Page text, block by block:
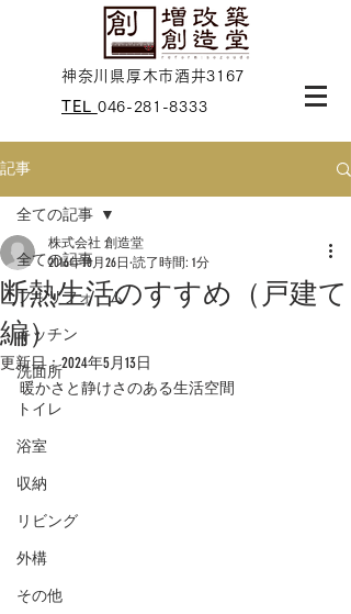
神奈川県厚木市酒井3167
TEL 046-281-8333
記事
全ての記事
フルリフォーム
キッチン
洗面所
トイレ
浴室
収納
リビング
外構
その他
全ての記事
断熱生活のすすめ（戸建て
編）
株式会社 創造堂
2016年10月26日 読了時間: 1分
更新日：2024年5月13日
暖かさと静けさのある生活空間